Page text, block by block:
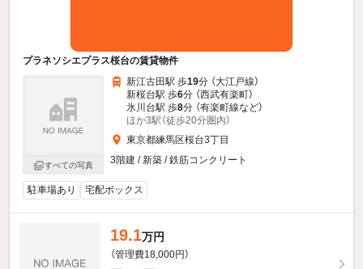
プラネソシエプラス桜台の賃貸物件
すべての写真
新江古田駅 歩19分 （大江戸線）
新桜台駅 歩6分 （西武有楽町）
氷川台駅 歩8分 （有楽町線など）
ほか3駅（徒歩20分圏内）
東京都練馬区桜台3丁目
3階建 / 新築 / 鉄筋コンクリート
駐車場あり 宅配ボックス
19.1万円
（管理費18,000円）